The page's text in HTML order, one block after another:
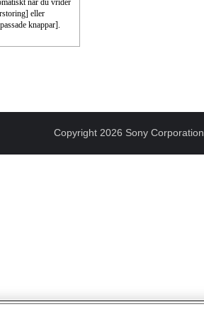
när du vrider
eller
knappar].
Copyright 2026 Sony Corporation